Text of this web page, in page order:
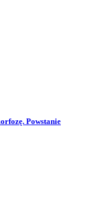
Powstanie